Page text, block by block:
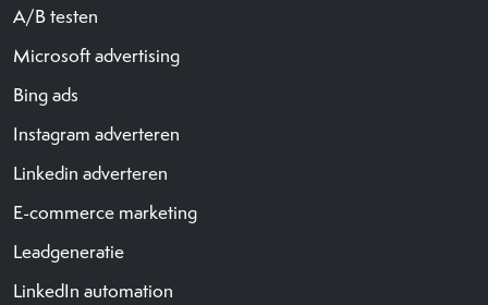
A/B testen
Microsoft advertising
Bing ads
Instagram adverteren
Linkedin adverteren
E-commerce marketing
Leadgeneratie
LinkedIn automation